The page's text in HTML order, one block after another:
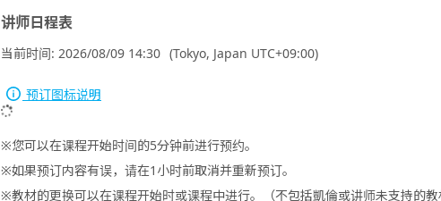
讲师日程表
当前时间: 2026/08/09 14:30 (Tokyo, Japan UTC+09:00)
预订图标说明
您可以在课程开始时间的5分钟前进行预约。
如果预订内容有误，请在1小时前取消并重新预订。
教材的更换可以在课程开始时或课程中进行。（不包括凱倫或讲师未支持的教